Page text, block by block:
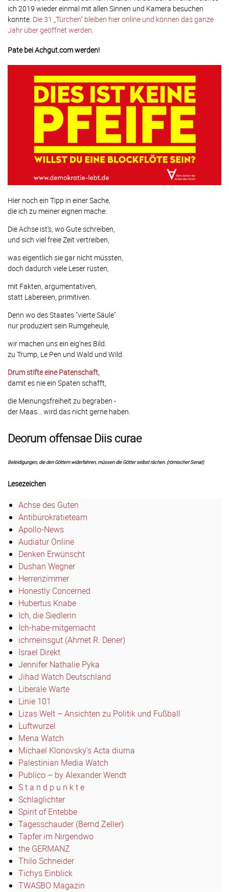
ich 2019 wieder einmal mit allen Sinnen und Kamera besuchen
konnte. Die 31 „Türchen“ bleiben hier online und können das ganze
Jahr über geöffnet werden.
Pate bei Achgut.com werden!
Hier noch ein Tipp in einer Sache,
die ich zu meiner eignen mache:
Die Achse ist's, wo Gute schreiben,
und sich viel freie Zeit vertreiben,
was eigentlich sie gar nicht müssten,
doch dadurch viele Leser rüsten,
mit Fakten, argumentativen,
statt Labereien, primitiven.
Denn wo des Staates "vierte Säule"
nur produziert sein Rumgeheule,
wir machen uns ein eig'nes Bild.
zu Trump, Le Pen und Wald und Wild.
Drum stifte eine Patenschaft,
damit es nie ein Spaten schafft,
die Meinungsfreiheit zu begraben -
der Maas... wird das nicht gerne haben.
Deorum offensae Diis curae
Beleidigungen, die den Göttern widerfahren, müssen die Götter selbst rächen. (römischer Senat)
Lesezeichen
Achse des Guten
Antibürokratieteam
Apollo-News
Audiatur Online
Denken Erwünscht
Dushan Wegner
Herrenzimmer
Honestly Concerned
Hubertus Knabe
Ich, die Siedlerin
Ich-habe-mitgemacht
ichmeinsgut (Ahmet R. Dener)
Israel Direkt
Jennifer Nathalie Pyka
Jihad Watch Deutschland
Liberale Warte
Linie 101
Lizas Welt – Ansichten zu Politik und Fußball
Luftwurzel
Mena Watch
Michael Klonovsky's Acta diurna
Palestinian Media Watch
Publico – by Alexander Wendt
S t a n d p u n k t e
Schlaglichter
Spirit of Entebbe
Tagesschauder (Bernd Zeller)
Tapfer im Nirgendwo
the GERMANZ
Thilo Schneider
Tichys Einblick
TWASBO Magazin